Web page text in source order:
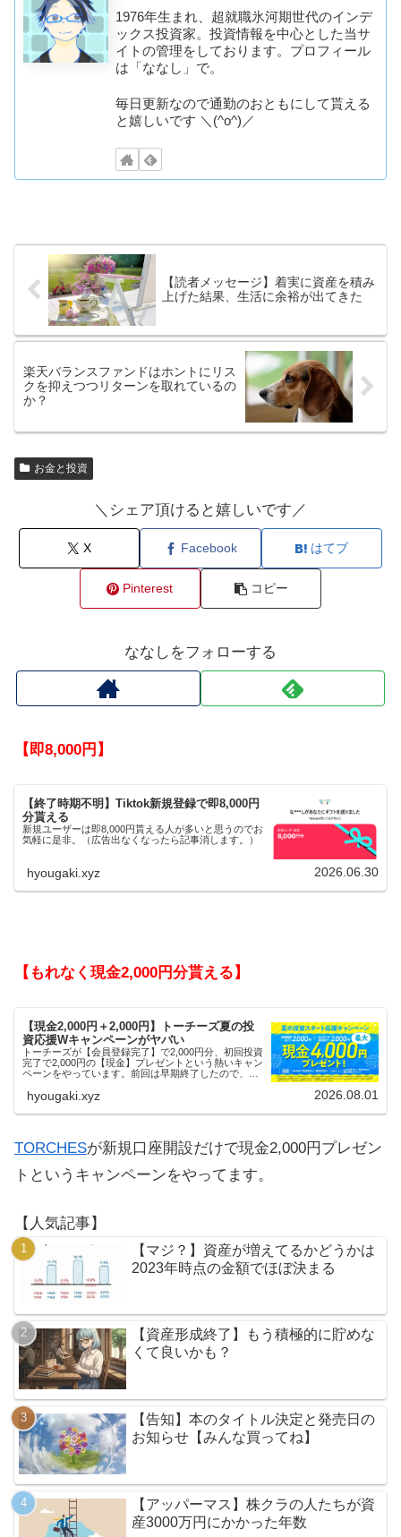
1976年生まれ、超就職氷河期世代のインデ
ックス投資家。投資情報を中心とした当サ
イトの管理をしております。プロフィール
は「ななし」で。
毎日更新なので通勤のおともにして貰える
と嬉しいです ＼(^o^)／
【読者メッセージ】着実に資産を積み
上げた結果、生活に余裕が出てきた
楽天バランスファンドはホントにリス
クを抑えつつリターンを取れているの
か？
お金と投資
＼シェア頂けると嬉しいです／
X Facebook はてブ
Pinterest コピー
ななしをフォローする
【即8,000円】
【終了時期不明】Tiktok新規登録で即8,000円
分貰える
新規ユーザーは即8,000円貰える人が多いと思うのでお
気軽に是非。（広告出なくなったら記事消します。）
hyougaki.xyz 2026.06.30
【もれなく現金2,000円分貰える】
【現金2,000円＋2,000円】トーチーズ夏の投
資応援Wキャンペーンがヤバい
トーチーズが【会員登録完了】で2,000円分、初回投資
完了で2,000円の【現金】プレゼントという熱いキャン
ペーンをやっています。前回は早期終了したので、使
hyougaki.xyz 2026.08.01
TORCHESが新規口座開設だけで現金2,000円プレゼン
トというキャンペーンをやってます。
【人気記事】
【マジ？】資産が増えてるかどうかは
2023年時点の金額でほぼ決まる
【資産形成終了】もう積極的に貯めな
くて良いかも？
【告知】本のタイトル決定と発売日の
お知らせ【みんな買ってね】
【アッパーマス】株クラの人たちが資
産3000万円にかかった年数